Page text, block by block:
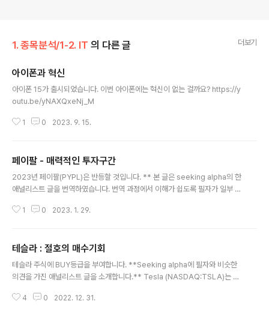
1. 종목분석/1-2. IT 의 다른 글 더보기
아이폰과 혁신
아이폰 15가 출시되었습니다. 이번 아이폰에는 혁신이 없는 걸까요? https://y
outu.be/yNAXQxeNj_M
1 0 2023. 9. 15.
페이팔 - 매력적인 투자구간
2023년 페이팔(PYPL)은 반등할 것입니다. ** 본 글은 seeking alpha의 한
애널리스트 글을 번역하였습니다. 번역 과정에서 이해가 쉽도록 필자가 일부 임
는 수준에서 현재 수준인 80달러 바로 아래까지 하락한 것은 성장 둔화의 결과
실망스런 수준입니다. 또한, 미국 경제 전반의 소비 부진, 전 세계적으로 악화되
는 거시적 상황, 지난 연휴 시즌이 평소보다 Slow하다는 소매업체의 우려가 주
가에 대한 꾸준한 하락 압력에 기여했습니다. 이러한 압력으로 인해 P..
1 0 2023. 1. 29.
테슬라 : 절호의 매수기회
테슬라 주식에 BUY등급을 부여합니다. **Seeking alpha에 필자와 비슷한
의견을 가진 애널리스트 글을 소개합니다.** Tesla (NASDAQ:TSLA)는 성
으로 활용합니다. 2022년 Tesla는 기존 전기 자동차 생산을 두 배로 늘리기
4 0 2022. 12. 31.